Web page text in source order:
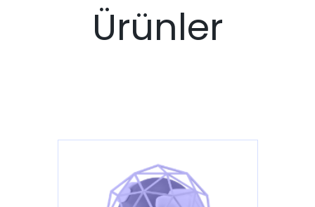
Ürünler